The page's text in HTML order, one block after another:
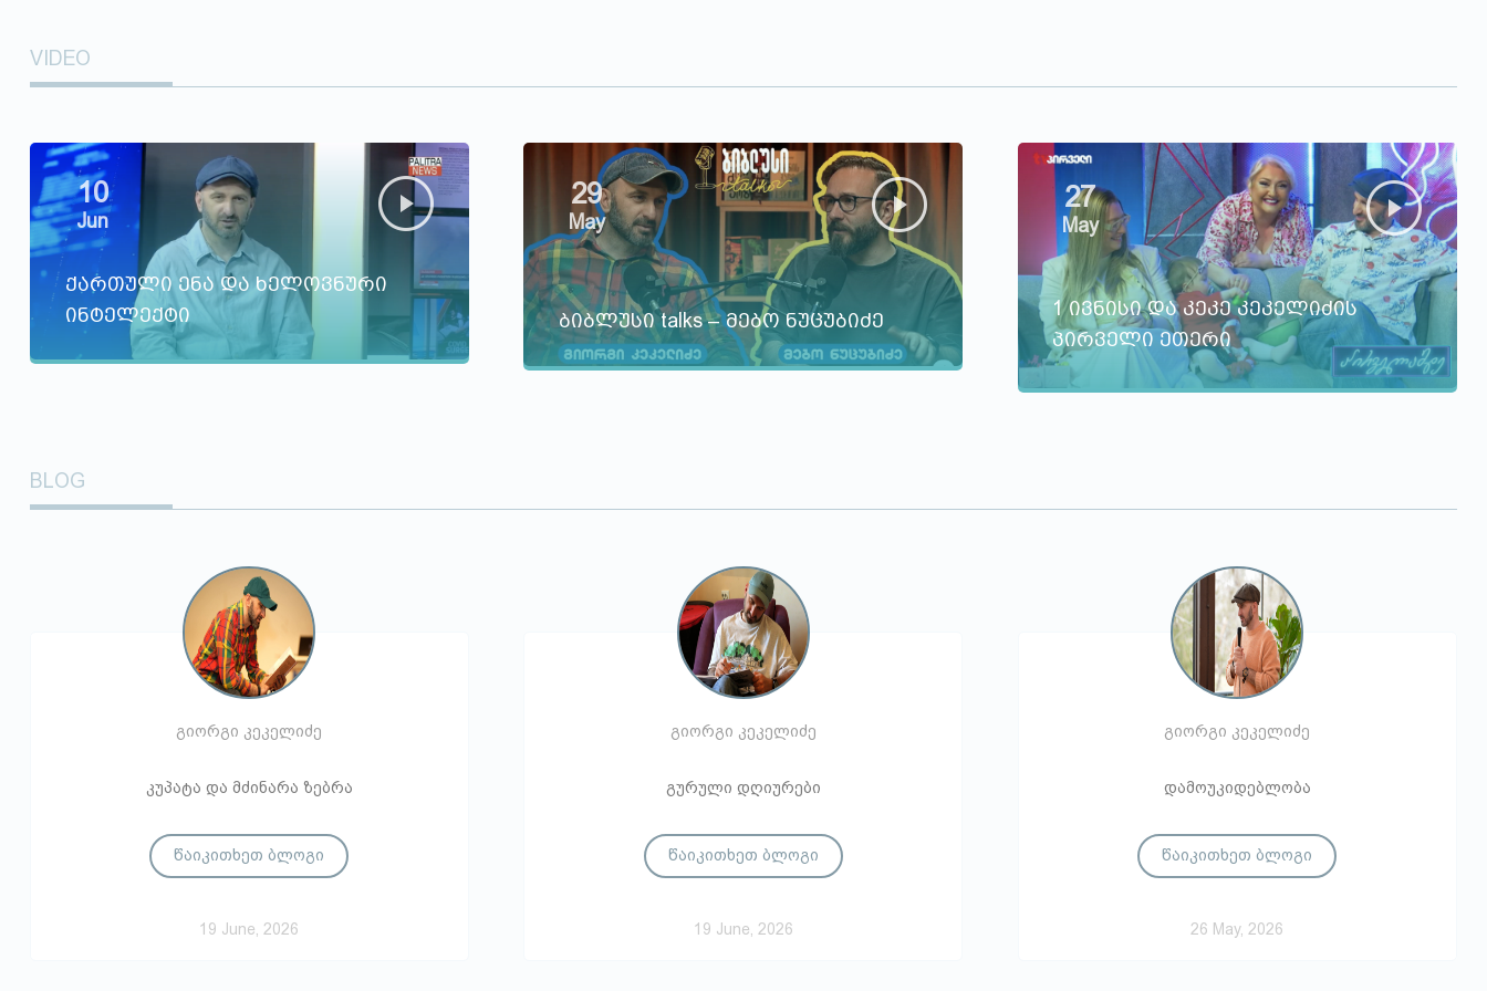
VIDEO
10
Jun
ქართული ენა და ხელოვნური
ინტელექტი
29
May
ბიბლუსი talks – მებო ნუცუბიძე
27
May
1 ივნისი და კეკე კეკელიძის
პირველი ეთერი
BLOG
გიორგი კეკელიძე
კუპატა და მძინარა ზებრა
წაიკითხეთ ბლოგი
19 June, 2026
გიორგი კეკელიძე
გურული დღიურები
წაიკითხეთ ბლოგი
19 June, 2026
გიორგი კეკელიძე
დამოუკიდებლობა
წაიკითხეთ ბლოგი
26 May, 2026